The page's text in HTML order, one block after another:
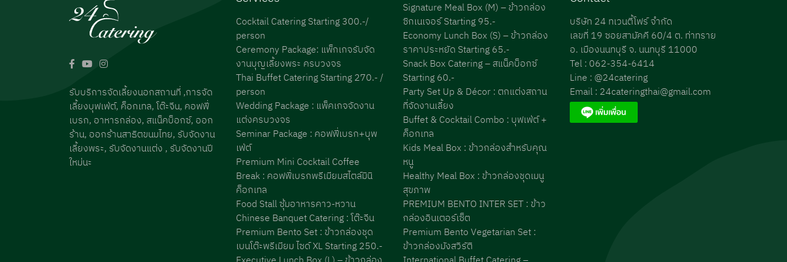
รับบริการจัดเลี้ยงนอกสถานที่ ,การจัด
เลี้ยงบุฟเฟ่ต์, ค็อกเทล, โต๊ะจีน, คอฟฟี่
เบรก, อาหารกล่อง, สแน็คบ็อกซ์, ออก
ร้าน, ออกร้านสาธิตขนมไทย, รับจัดงาน
เลี้ยงพระ, รับจัดงานแต่ง , รับจัดงานปี
ใหม่นะ
Cocktail Catering Starting 300.-/
person
Ceremony Package: แพ็กเกจรับจัด
งานบุญเลี้ยงพระ ครบวงจร
Thai Buffet Catering Starting 270.- /
person
Wedding Package : แพ็คเกจจัดงาน
แต่งครบวงจร
Seminar Package : คอฟฟี่เบรก+บุพ
เฟ่ต์
Premium Mini Cocktail Coffee
Break : คอฟฟี่เบรกพรีเมียมสไตล์มินิ
ค็อกเทล
Food Stall ซุ้มอาหารคาว-หวาน
Chinese Banquet Catering : โต๊ะจีน
Premium Bento Set : ข้าวกล่องชุด
เบนโต๊ะพรีเมียม ไซด์ XL Starting 250.-
Signature Meal Box (M) – ข้าวกล่อง
ซิกเนเจอร์ Starting 95.-
Economy Lunch Box (S) – ข้าวกล่อง
ราคาประหยัด Starting 65.-
Snack Box Catering – สแน็คบ็อกซ์
Starting 60.-
Party Set Up & Décor : ตกแต่งสถาน
ที่จัดงานเลี้ยง
Buffet & Cocktail Combo : บุฟเฟ่ต์ +
ค็อกเทล
Kids Meal Box : ข้าวกล่องสำหรับคุณ
หนู
Healthy Meal Box : ข้าวกล่องชุดเมนู
สุขภาพ
PREMIUM BENTO INTER SET : ข้าว
กล่องอินเตอร์เซ็ต
Premium Bento Vegetarian Set :
ข้าวกล่องมังสวิรัติ
บริษัท 24 ทเวนตี้โฟร์ จำกัด
เลขที่ 19 ซอยสามัคคี 60/4 ต. ท่าทราย
อ. เมืองนนทบุรี จ. นนทบุรี 11000
Tel : 062-354-6414
Line : @24catering
Email : 24cateringthai@gmail.com